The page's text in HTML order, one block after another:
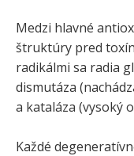
Medzi hlavné
štruktúry pred
radikálmi sa radia
dismutáza
a kataláza (vysoký
Každé